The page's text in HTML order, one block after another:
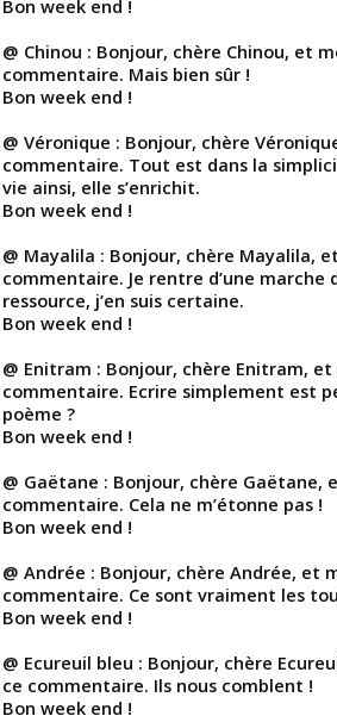
Bon week end !
@ Chinou : Bonjour, chère Chinou, et
commentaire. Mais bien sûr !
Bon week end !
@ Véronique : Bonjour, chère
commentaire. Tout est dans la
vie ainsi, elle s’enrichit.
Bon week end !
@ Mayalila : Bonjour, chère Mayalila,
commentaire. Je rentre d’une marche
ressource, j’en suis certaine.
Bon week end !
@ Enitram : Bonjour, chère Enitram,
commentaire. Ecrire simplement est
poème ?
Bon week end !
@ Gaëtane : Bonjour, chère Gaëtane,
commentaire. Cela ne m’étonne pas !
Bon week end !
@ Andrée : Bonjour, chère Andrée, et
commentaire. Ce sont vraiment les
Bon week end !
@ Ecureuil bleu : Bonjour, chère
ce commentaire. Ils nous comblent !
Bon week end !